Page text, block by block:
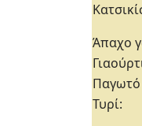
Άπαχο
Παγωτό
Τυρί: